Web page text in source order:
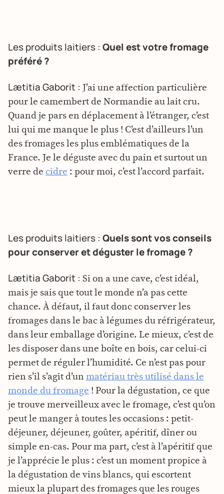
Les produits laitiers : Quel est votre fromage
préféré ?
Lætitia Gaborit : J’ai une affection particulière
pour le camembert de Normandie au lait cru.
Quand je pars en déplacement à l’étranger, c’est
lui qui me manque le plus ! C’est d’ailleurs l’un
des fromages les plus emblématiques de la
France. Je le déguste avec du pain et surtout un
verre de cidre : pour moi, c’est l’accord parfait.
Les produits laitiers : Quels sont vos conseils
pour conserver et déguster le fromage ?
Lætitia Gaborit : Si on a une cave, c’est idéal,
mais je sais que tout le monde n’a pas cette
chance. À défaut, il faut donc conserver les
fromages dans le bac à légumes du réfrigérateur,
dans leur emballage d’origine. Le mieux, c’est de
les disposer dans une boîte en bois, car celui-ci
permet de réguler l’humidité. Ce n’est pas pour
rien s’il s’agit d’un matériau très utilisé dans le
monde du fromage ! Pour la dégustation, ce que
je trouve merveilleux avec le fromage, c’est qu’on
peut le manger à toutes les occasions : petit-
déjeuner, déjeuner, goûter, apéritif, dîner ou
simple en-cas. Pour ma part, c’est à l’apéritif que
je l’apprécie le plus : c’est un moment propice à
la dégustation de vins blancs, qui escortent
mieux la plupart des fromages que les rouges